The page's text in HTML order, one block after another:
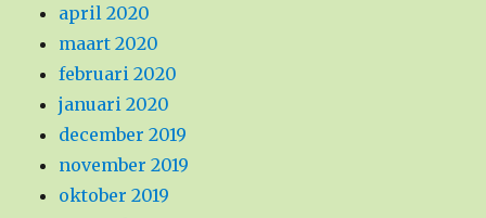
april 2020
maart 2020
februari 2020
januari 2020
december 2019
november 2019
oktober 2019